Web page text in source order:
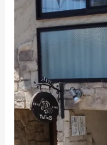
ン
さ
ん
出
張
出
店